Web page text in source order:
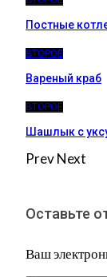
Постные
ВТОРОЕ
Вареный краб
ВТОРОЕ
Шашлык с
PrevNext
Оставьте
Ваш